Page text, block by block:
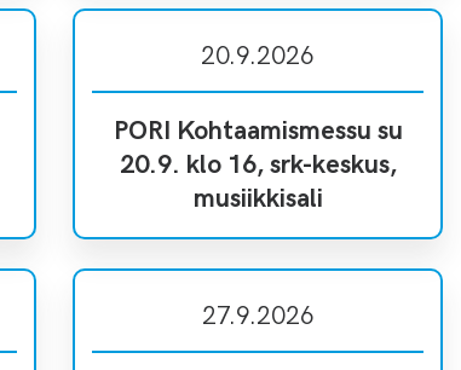
20.9.2026
PORI Kohtaamismessu su
20.9. klo 16, srk-keskus,
musiikkisali
27.9.2026